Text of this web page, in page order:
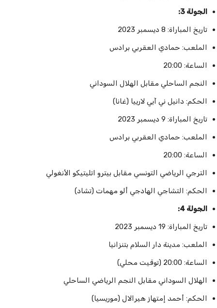
الجولة 3:
تاريخ المباراة: 8 ديسمبر 2023
الملعب: حمادي العقربي برادس
الساعة: 20:00
النجم الساحلي مقابل الهلال السوداني
الحكم: دانيل ني آيي لارييا (غانا)
تاريخ المباراة: 9 ديسمبر 2023
الملعب: حمادي العقربي برادس
الساعة: 20:00
الترجي الرياضي التونسي مقابل بيترو اتليتيكو الأنغولي
الحكم: التشاجي الهادجي ألو مهمات (تشاد)
الجولة 4:
تاريخ المباراة: 19 ديسمبر 2023
الملعب: مدينة دار السلام بتنزانيا
الساعة: 20:00 (توقيت محلي)
الهلال السوداني مقابل النجم الرياضي الساحلي
الحكم: أحمد إمتهاز هيرالال (موريسيا)